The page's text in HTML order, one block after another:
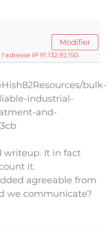
Modifier
IP 91.132.92.150.
bulk-
industrial-
and-
writeup. It in fact
it.
agreeable from
we communicate?